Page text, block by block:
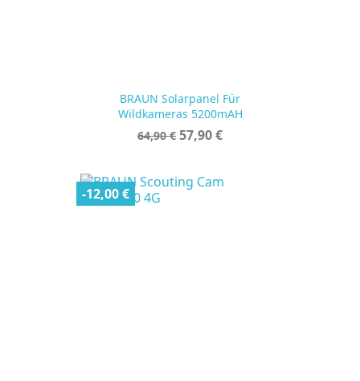
BRAUN Solarpanel Für
Wildkameras 5200mAH
Verkaufspreis
64,90 € Preis
57,90 €
-12,00 €